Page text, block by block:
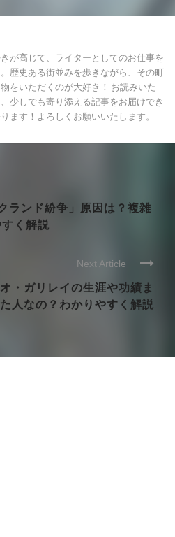
が高じて、ライターとしてのお仕事を
歴史ある街並みを歩きながら、その町
をいただくのが大好き！ お読みいた
少しでも寄り添える記事をお届けでき
ます！よろしくお願いいたします。
ランド紛争」原因は？複雑
く解説
Next Article
・ガリレイの生涯や功績ま
人なの？わかりやすく解説